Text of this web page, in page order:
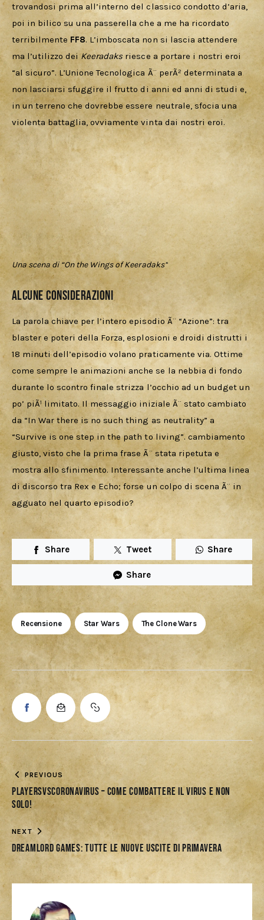
trovandosi prima all’interno del classico condotto d’aria,
poi in bilico su una passerella che a me ha ricordato
terribilmente FF8. L’imboscata non si lascia attendere
ma l’utilizzo dei Keeradaks riesce a portare i nostri eroi
“al sicuro”. L’Unione Tecnologica Ã¨ perÃ² determinata a
non lasciarsi sfuggire il frutto di anni ed anni di studi e,
in un terreno che dovrebbe essere neutrale, sfocia una
violenta battaglia, ovviamente vinta dai nostri eroi.
Una scena di “On the Wings of Keeradaks”
Alcune considerazioni
La parola chiave per l’intero episodio Ã¨ “Azione”: tra
blaster e poteri della Forza, esplosioni e droidi distrutti i
18 minuti dell’episodio volano praticamente via. Ottime
come sempre le animazioni anche se la nebbia di fondo
durante lo scontro finale strizza l’occhio ad un budget un
po’ piÃ¹ limitato. Il messaggio iniziale Ã¨ stato cambiato
da “In War there is no such thing as neutrality” a
“Survive is one step in the path to living”. cambiamento
giusto, visto che la prima frase Ã¨ stata ripetuta e
mostra allo sfinimento. Interessante anche l’ultima linea
di discorso tra Rex e Echo; forse un colpo di scena Ã¨ in
agguato nel quarto episodio?
Share Tweet Share
Share
Recensione Star Wars The Clone Wars
PREVIOUS
PlayersVSCoronavirus – Come combattere il virus e non
solo!
NEXT
Dreamlord Games: tutte le nuove uscite di primavera